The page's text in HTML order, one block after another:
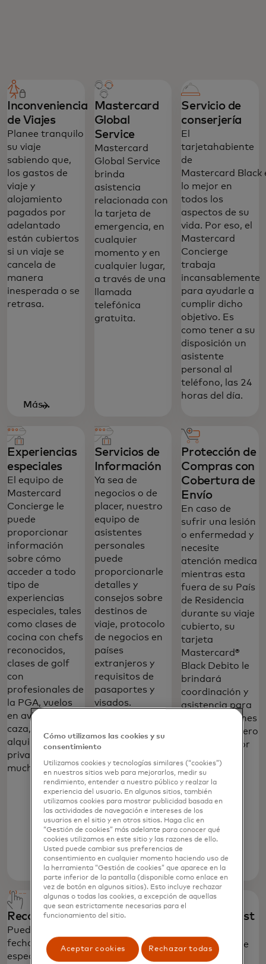
Mastercard Black se integran
perfectamente con su estilo de vida, ya
sea en casa o de viaje.
Inconveniencia
de Viajes
Planee tranquilo
su viaje
sabiendo que,
los gastos de
viaje y
alojamiento
pagados por
adelantado
están cubiertos
si un viaje se
cancela de
manera
inesperada o se
retrasa.‎
Más
Mastercard
Global
Service
Mastercard
Global Service
brinda
asistencia
relacionada con
la tarjeta de
emergencia, en
cualquier
momento y en
cualquier lugar,
a través de una
llamada
telefónica
gratuita.
Servicio de
conserjería
El
tarjetahabiente
de
Mastercard Black
lo mejor en
todos los
aspectos de su
vida. Por eso, el
Mastercard
Concierge
trabaja
incansablemente
para ayudarle a
cumplir dicho
objetivo. Es
como tener a su
disposición un
asistente
personal al
teléfono, las 24
horas del día.
Experiencias
especiales
El equipo de
Mastercard
Concierge le
puede
proporcionar
información
sobre cómo
acceder a todo
tipo de
experiencias
especiales, tales
como clases de
cocina con chefs
reconocidos,
clases de golf
con
profesionales de
la PGA, vuelos
en aviones de
caza, safaris y
alquiler de islas
privadas, entre
muchas más.
Servicios de
Información
Ya sea de
negocios o de
placer, nuestro
equipo de
asistentes
personales
puede
proporcionarle
detalles y
consejos sobre
destinos de
viaje, protocolo
de negocios en
países
extranjeros y
requisitos de
pasaportes y
visados.
entretenimiento,
deportes, ferias
y exhibiciones;
así como
recomendaciones
de restaurantes
en todo el
mundo.‎
Protección de
Compras con
Cobertura de
Envío‎
En caso de
sufrir una lesión
o enfermedad y
necesite
atención medica
mientras esta
fuera de su País
de Residencia
durante su viaje
cubierto, su
tarjeta
Mastercard®
Black Debito le
brindará
coordinación y
asistencia para
atender razones
médicas y dinero
en efectivo por
hospitalarios.
Más
información
Recordatorios
Puedes registrar
fechas
especiales,
Protección de
La protección de
equipaje
MasterAssist
Planee su viaje
tranquilo,
Cómo utilizamos las cookies y su
consentimiento
Utilizamos cookies y tecnologías similares (“cookies”)
en nuestros sitios web para mejorarlos, medir su
rendimiento, entender a nuestro público y realzar la
experiencia del usuario. En algunos sitios, también
utilizamos cookies para mostrar publicidad basada en
las actividades de navegación e intereses de los
usuarios en el sitio y en otros sitios. Haga clic en
“Gestión de cookies” más adelante para conocer qué
cookies utilizamos en este sitio y las razones de ello.
Usted puede cambiar sus preferencias de
consentimiento en cualquier momento haciendo uso de
la herramienta “Gestión de cookies” que aparece en la
parte inferior de la pantalla (disponible como enlace en
vez de botón en algunos sitios). Esto incluye rechazar
algunas o todas las cookies, a excepción de aquellas
que sean estrictamente necesarias para el
funcionamiento del sitio.
Aceptar cookies Rechazar todas